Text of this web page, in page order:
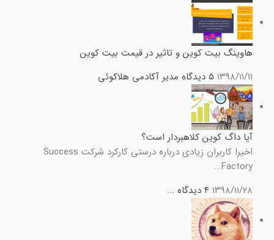
هاوینگ بیت کوین و تاثیر در قیمت بیت کوین
۱۳۹۸/۱۱/۱۱ ۵ دیدگاه مدیر آکادمی هلاکوئی
آیا داگ کوین کلاهبردار است؟
اخیرا کاربران زیادی درباره درستی کارکرد شرکت Success
Factory...
۱۳۹۸/۱۱/۲۸ ۴ دیدگاه ...